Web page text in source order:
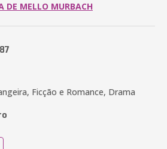
DE MELLO MURBACH
Ficção e Romance, Drama